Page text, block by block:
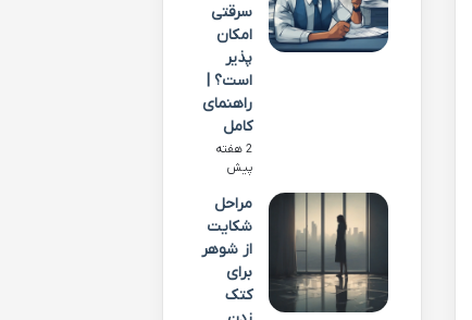
سرقتی
امکان
پذیر
است؟ |
راهنمای
کامل
2 هفته
پیش
مراحل
شکایت
از شوهر
برای
کتک